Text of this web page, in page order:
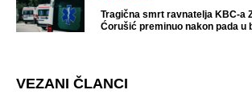
Tragična smrt ravnatelja KBC-a
Ćorušić preminuo nakon pada u
VEZANI ČLANCI